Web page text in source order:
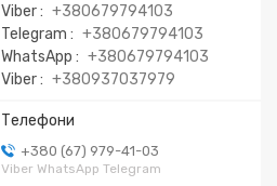
Viber
+380679794103
Telegram
+380679794103
WhatsApp
+380679794103
Viber
+380937037979
+380 (67) 979-41-03
Viber WhatsApp Telegram